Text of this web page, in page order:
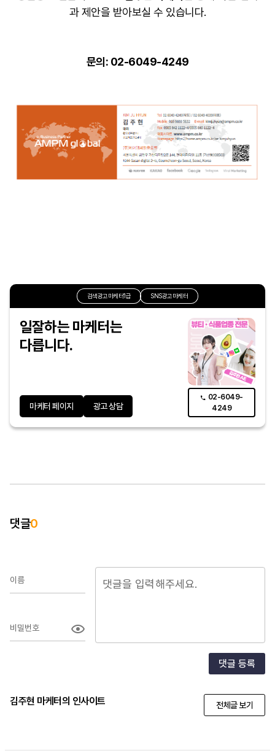
과 제안을 받아보실 수 있습니다.
문의: 02-6049-4249
검색광고마케터1급 SNS광고마케터
일잘하는 마케터는
다릅니다.
마케터 페이지 광고 상담
02-6049-
4249
댓글0
이름
비밀번호
댓글 등록
김주현 마케터의 인사이트 전체글 보기